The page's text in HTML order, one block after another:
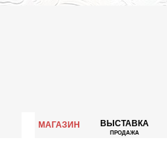
МАГАЗИН ВЫСТАВКА
ПРОДАЖА